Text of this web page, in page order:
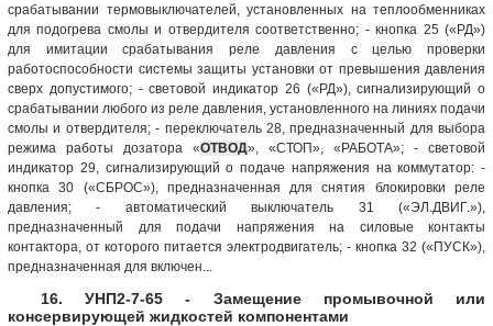
срабатывании термовыключателей, установленных на теплообменниках
для подогрева смолы и отвердителя соответственно; - кнопка 25 («РД»)
для имитации срабатывания реле давления с целью проверки
работоспособности системы защиты установки от превышения давления
сверх допустимого; - световой индикатор 26 («РД»), сигнализирующий о
срабатывании любого из реле давления, установленного на линиях подачи
смолы и отвердителя; - переключатель 28, предназначенный для выбора
режима работы дозатора «ОТВОД», «СТОП», «РАБОТА»; - световой
индикатор 29, сигнализирующий о подаче напряжения на коммутатор: -
кнопка 30 («СБРОС»), предназначенная для снятия блокировки реле
давления; - автоматический выключатель 31 («ЭЛ.ДВИГ.»),
предназначенный для подачи напряжения на силовые контакты
контактора, от которого питается электродвигатель; - кнопка 32 («ПУСК»),
предназначенная для включен...
16. УНП2-7-65 - Замещение промывочной или
консервирующей жидкостей компонентами